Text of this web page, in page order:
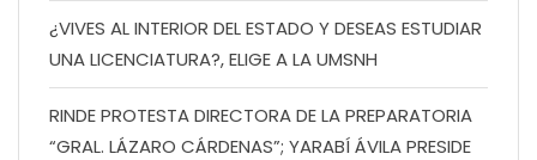
¿VIVES AL INTERIOR DEL ESTADO Y DESEAS ESTUDIAR
UNA LICENCIATURA?, ELIGE A LA UMSNH
RINDE PROTESTA DIRECTORA DE LA PREPARATORIA
“GRAL. LÁZARO CÁRDENAS”; YARABÍ ÁVILA PRESIDE